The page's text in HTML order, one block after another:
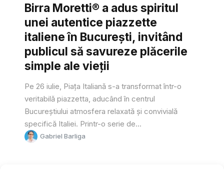
Birra Moretti® a adus spiritul
unei autentice piazzette
italiene în București, invitând
publicul să savureze plăcerile
simple ale vieții
Pe 26 iulie, Piața Italiană s-a transformat într-o
veritabilă piazzetta, aducând în centrul
Bucureștiului atmosfera relaxată și convivială
specifică Italiei. Printr-o serie de...
Gabriel Barliga